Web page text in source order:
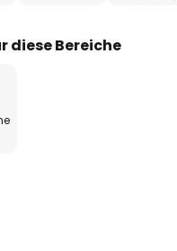
hochglänzend
diese Bereiche